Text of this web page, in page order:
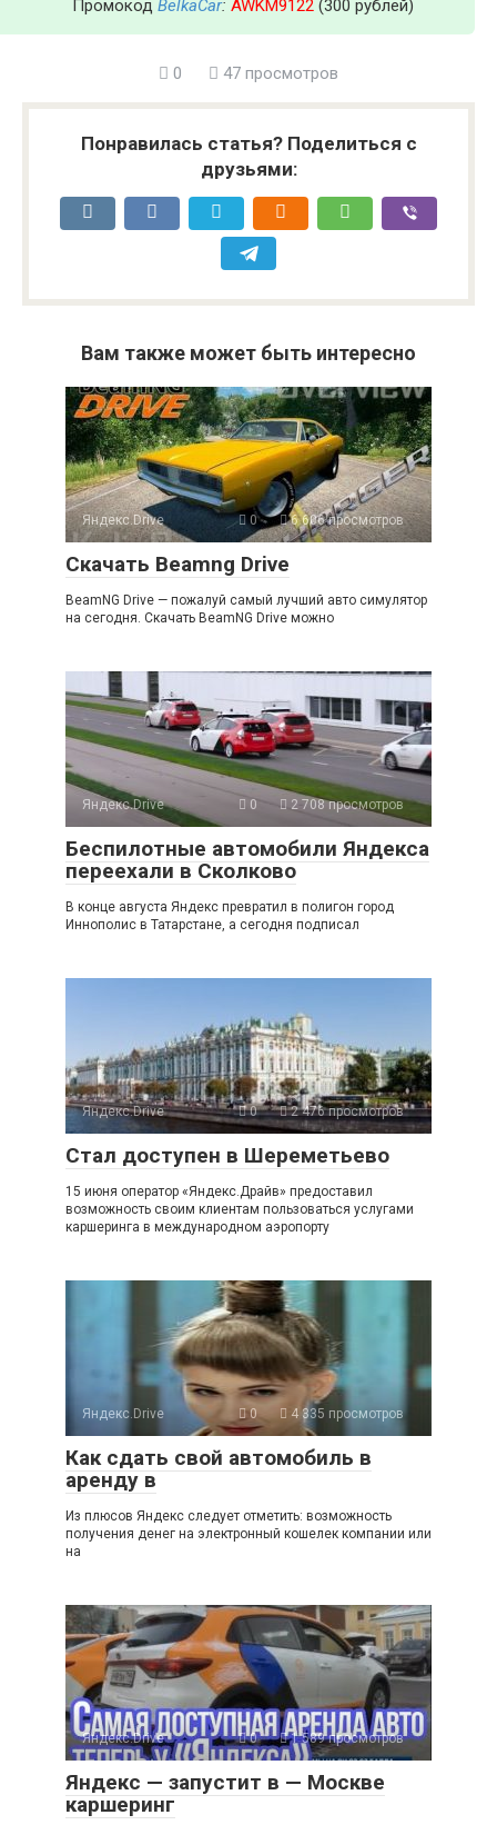
Промокод BelkaCar: AWKM9122 (300 рублей)
0 47 просмотров
Понравилась статья? Поделиться с
друзьями:
Вам также может быть интересно
Яндекс.Drive 0 6 606 просмотров
Скачать Beamng Drive
BeamNG Drive — пожалуй самый лучший авто симулятор
на сегодня. Скачать BeamNG Drive можно
Яндекс.Drive 0 2 708 просмотров
Беспилотные автомобили Яндекса
переехали в Сколково
В конце августа Яндекс превратил в полигон город
Иннополис в Татарстане, а сегодня подписал
Яндекс.Drive 0 2 476 просмотров
Стал доступен в Шереметьево
15 июня оператор «Яндекс.Драйв» предоставил
возможность своим клиентам пользоваться услугами
каршеринга в международном аэропорту
Яндекс.Drive 0 4 335 просмотров
Как сдать свой автомобиль в
аренду в
Из плюсов Яндекс следует отметить: возможность
получения денег на электронный кошелек компании или
на
Яндекс.Drive 0 1 589 просмотров
Яндекс — запустит в — Москве
каршеринг